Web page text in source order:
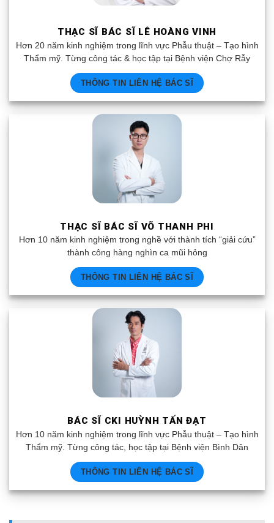
THẠC SĨ BÁC SĨ LÊ HOÀNG VINH
Hơn 20 năm kinh nghiệm trong lĩnh vực Phẫu thuật – Tạo hình
Thẩm mỹ. Từng công tác & học tập tại Bệnh viện Chợ Rẫy
THÔNG TIN LIÊN HỆ BÁC SĨ
THẠC SĨ BÁC SĨ VÕ THANH PHI
Hơn 10 năm kinh nghiệm trong nghề với thành tích “giải cứu”
thành công hàng nghìn ca mũi hỏng
THÔNG TIN LIÊN HỆ BÁC SĨ
BÁC SĨ CKI HUỲNH TẤN ĐẠT
Hơn 10 năm kinh nghiệm trong lĩnh vực Phẫu thuật – Tạo hình
Thẩm mỹ. Từng công tác, học tập tại Bệnh viện Bình Dân
THÔNG TIN LIÊN HỆ BÁC SĨ